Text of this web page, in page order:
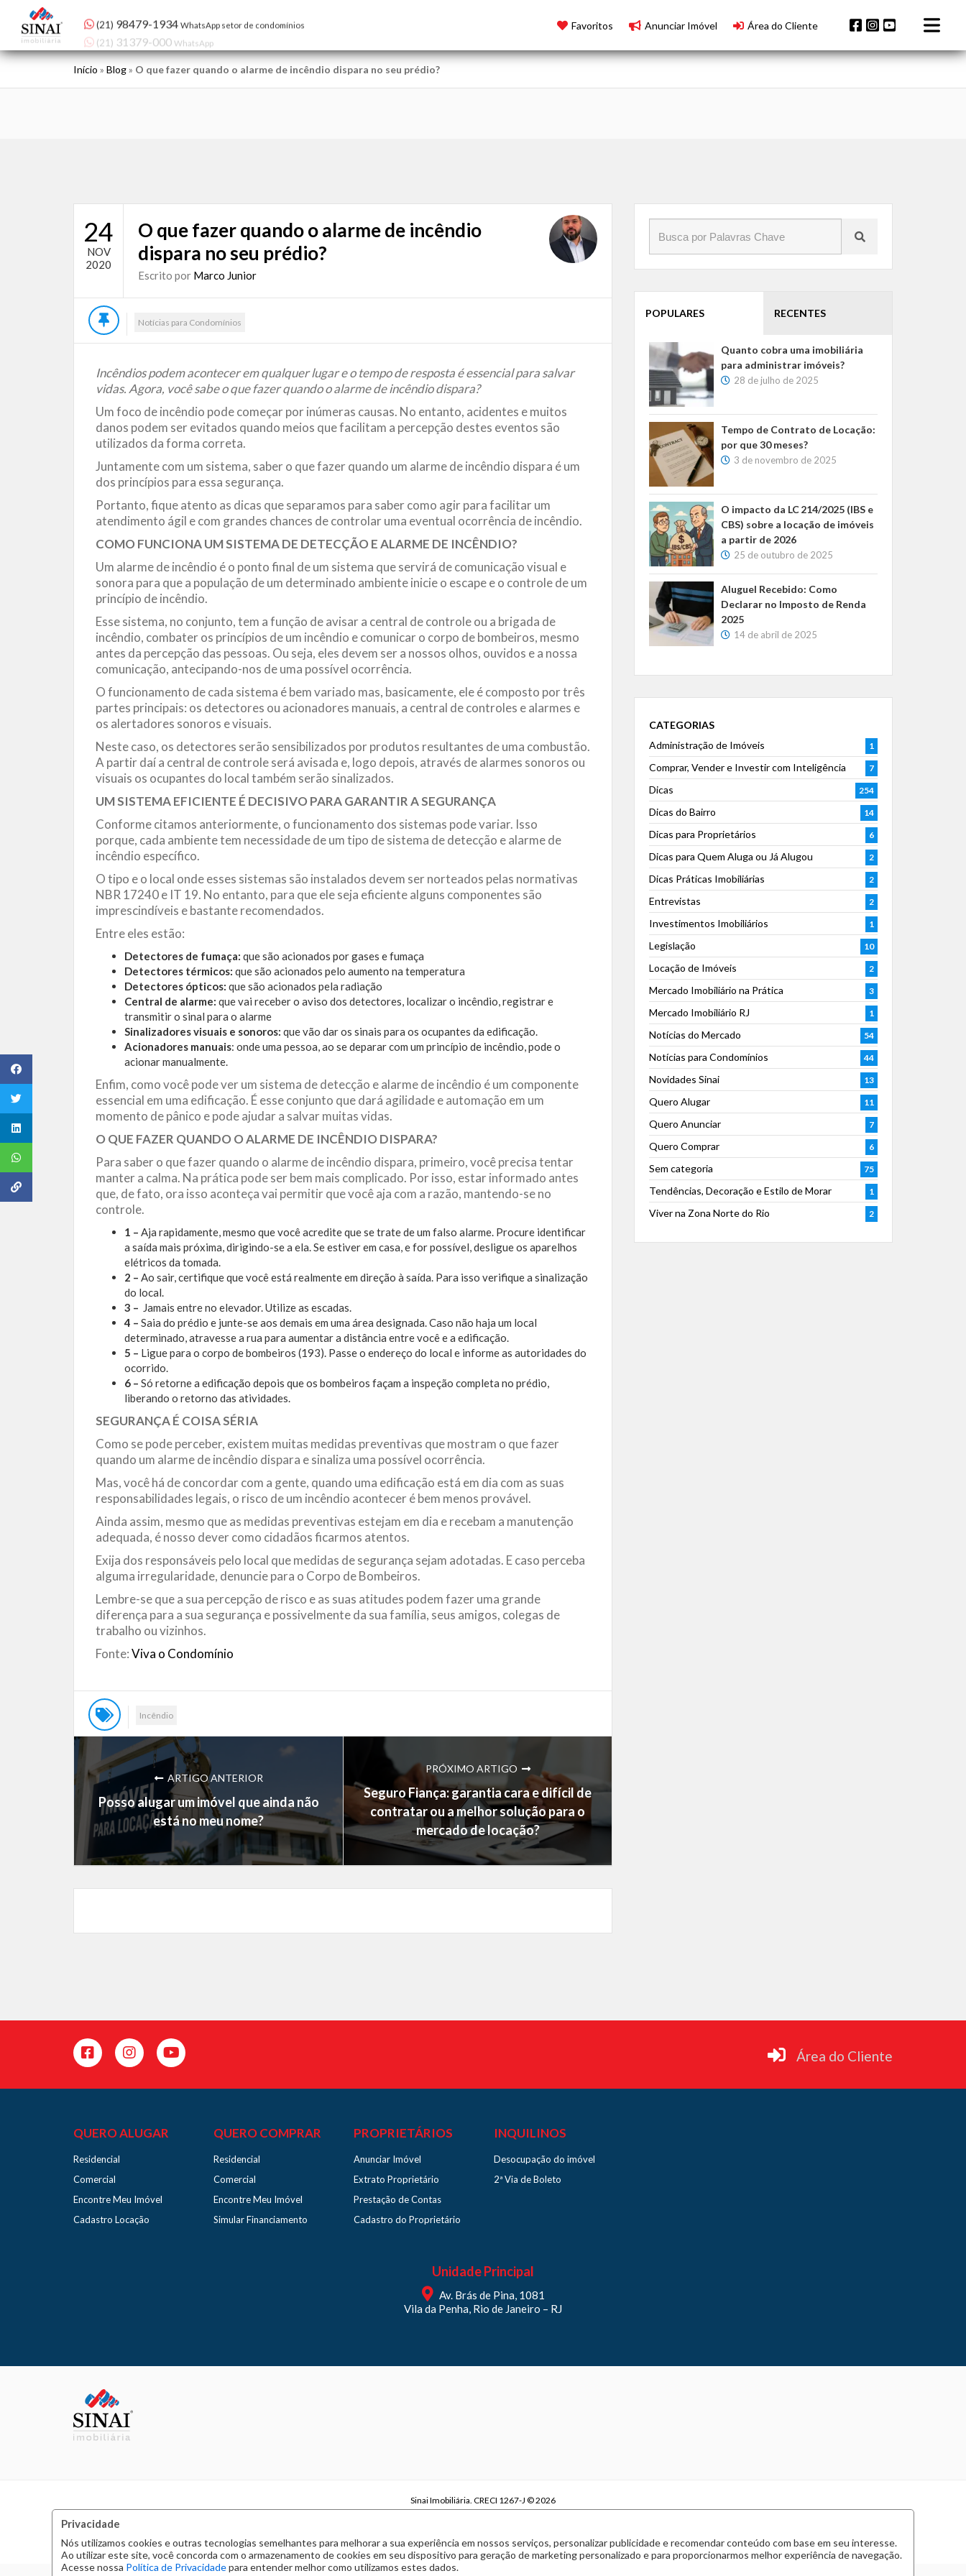
(21) 98479-1934WhatsApp setor de condomínios Favoritos Anunciar Imóvel Área do Cliente
Início » Blog» O que fazer quando o alarme de incêndio dispara no seu prédio?
Privacidade
Nós utilizamos cookies e outras tecnologias semelhantes para melhorar a sua experiência em nossos serviços, personalizar publicidade e recomendar conteúdo com base em seu interesse.
Ao utilizar este site, você concorda com o armazenamento de cookies em seu dispositivo para geração de marketing personalizado e para proporcionarmos melhor experiência de navegação.
Acesse nossa Política de Privacidadepara entender melhor como utilizamos estes dados.
24
NOV
2020
O que fazer quando o alarme de incêndio
dispara no seu prédio?
Escrito por Marco Junior
Notícias para Condomínios
Incêndios podem acontecer em qualquer lugar e o tempo de resposta é essencial para salvar
vidas. Agora, você sabe o que fazer quando o alarme de incêndio dispara?
Um foco de incêndio pode começar por inúmeras causas. No entanto, acidentes e muitos
danos podem ser evitados quando meios que facilitam a percepção destes eventos são
utilizados da forma correta.
Juntamente com um sistema, saber o que fazer quando um alarme de incêndio dispara é um
dos princípios para essa segurança.
Portanto, fique atento as dicas que separamos para saber como agir para facilitar um
atendimento ágil e com grandes chances de controlar uma eventual ocorrência de incêndio.
COMO FUNCIONA UM SISTEMA DE DETECÇÃO E ALARME DE INCÊNDIO?
Um alarme de incêndio é o ponto final de um sistema que servirá de comunicação visual e
sonora para que a população de um determinado ambiente inicie o escape e o controle de um
princípio de incêndio.
Esse sistema, no conjunto, tem a função de avisar a central de controle ou a brigada de
incêndio, combater os princípios de um incêndio e comunicar o corpo de bombeiros, mesmo
antes da percepção das pessoas. Ou seja, eles devem ser a nossos olhos, ouvidos e a nossa
comunicação, antecipando-nos de uma possível ocorrência.
O funcionamento de cada sistema é bem variado mas, basicamente, ele é composto por três
partes principais: os detectores ou acionadores manuais, a central de controles e alarmes e
os alertadores sonoros e visuais.
Neste caso, os detectores serão sensibilizados por produtos resultantes de uma combustão.
A partir daí a central de controle será avisada e, logo depois, através de alarmes sonoros ou
visuais os ocupantes do local também serão sinalizados.
UM SISTEMA EFICIENTE É DECISIVO PARA GARANTIR A SEGURANÇA
Conforme citamos anteriormente, o funcionamento dos sistemas pode variar. Isso
porque, cada ambiente tem necessidade de um tipo de sistema de detecção e alarme de
incêndio específico.
O tipo e o local onde esses sistemas são instalados devem ser norteados pelas normativas
NBR 17240 e IT 19. No entanto, para que ele seja eficiente alguns componentes são
imprescindíveis e bastante recomendados.
Entre eles estão:
Detectores de fumaça: que são acionados por gases e fumaça
Detectores térmicos: que são acionados pelo aumento na temperatura
Detectores ópticos: que são acionados pela radiação
Central de alarme: que vai receber o aviso dos detectores, localizar o incêndio, registrar e
transmitir o sinal para o alarme
Sinalizadores visuais e sonoros: que vão dar os sinais para os ocupantes da edificação.
Acionadores manuais: onde uma pessoa, ao se deparar com um princípio de incêndio, pode o
acionar manualmente.
Enfim, como você pode ver um sistema de detecção e alarme de incêndio é um componente
essencial em uma edificação. É esse conjunto que dará agilidade e automação em um
momento de pânico e pode ajudar a salvar muitas vidas.
O QUE FAZER QUANDO O ALARME DE INCÊNDIO DISPARA?
Para saber o que fazer quando o alarme de incêndio dispara, primeiro, você precisa tentar
manter a calma. Na prática pode ser bem mais complicado. Por isso, estar informado antes
que, de fato, ora isso aconteça vai permitir que você aja com a razão, mantendo-se no
controle.
1 – Aja rapidamente, mesmo que você acredite que se trate de um falso alarme. Procure identificar
a saída mais próxima, dirigindo-se a ela. Se estiver em casa, e for possível, desligue os aparelhos
elétricos da tomada.
2 – Ao sair, certifique que você está realmente em direção à saída. Para isso verifique a sinalização
do local.
3 – Jamais entre no elevador. Utilize as escadas.
4 – Saia do prédio e junte-se aos demais em uma área designada. Caso não haja um local
determinado, atravesse a rua para aumentar a distância entre você e a edificação.
5 – Ligue para o corpo de bombeiros (193). Passe o endereço do local e informe as autoridades do
ocorrido.
6 – Só retorne a edificação depois que os bombeiros façam a inspeção completa no prédio,
liberando o retorno das atividades.
SEGURANÇA É COISA SÉRIA
Como se pode perceber, existem muitas medidas preventivas que mostram o que fazer
quando um alarme de incêndio dispara e sinaliza uma possível ocorrência.
Mas, você há de concordar com a gente, quando uma edificação está em dia com as suas
responsabilidades legais, o risco de um incêndio acontecer é bem menos provável.
Ainda assim, mesmo que as medidas preventivas estejam em dia e recebam a manutenção
adequada, é nosso dever como cidadãos ficarmos atentos.
Exija dos responsáveis pelo local que medidas de segurança sejam adotadas. E caso perceba
alguma irregularidade, denuncie para o Corpo de Bombeiros.
Lembre-se que a sua percepção de risco e as suas atitudes podem fazer uma grande
diferença para a sua segurança e possivelmente da sua família, seus amigos, colegas de
trabalho ou vizinhos.
Fonte:Viva o Condomínio
Incêndio
ARTIGO ANTERIOR
Posso alugar um imóvel que ainda não
está no meu nome?
PRÓXIMO ARTIGO
Seguro Fiança: garantia cara e difícil de
contratar ou a melhor solução para o
mercado de locação?
POPULARES RECENTES
Quanto cobra uma imobiliária
para administrar imóveis?
28 de julho de 2025
Tempo de Contrato de Locação:
por que 30 meses?
3 de novembro de 2025
O impacto da LC 214/2025 (IBS e
CBS) sobre a locação de imóveis
a partir de 2026
25 de outubro de 2025
Aluguel Recebido: Como
Declarar no Imposto de Renda
2025
14 de abril de 2025
CATEGORIAS
Administração de Imóveis
1
Comprar, Vender e Investir com Inteligência 7
Dicas 254
Dicas do Bairro 14
Dicas para Proprietários 6
Dicas para Quem Aluga ou Já Alugou 2
Dicas Práticas Imobiliárias 2
Entrevistas 2
Investimentos Imobiliários 1
Legislação 10
Locação de Imóveis 2
Mercado Imobiliário na Prática 3
Mercado Imobiliário RJ 1
Notícias do Mercado 54
Notícias para Condomínios 44
Novidades Sinai 13
Quero Alugar 11
Quero Anunciar 7
Quero Comprar 6
Sem categoria 75
Tendências, Decoração e Estilo de Morar 1
Viver na Zona Norte do Rio 2
Área do Cliente
QUERO ALUGAR
Residencial
Comercial
Encontre Meu Imóvel
Cadastro Locação
QUERO COMPRAR
Residencial
Comercial
Encontre Meu Imóvel
Simular Financiamento
PROPRIETÁRIOS
Anunciar Imóvel
Extrato Proprietário
Prestação de Contas
Cadastro do Proprietário
INQUILINOS
Desocupação do imóvel
2ª Via de Boleto
Unidade Principal
Av. Brás de Pina, 1081
Vila da Penha, Rio de Janeiro – RJ
Sinai Imobiliária. CRECI 1267-J © 2026
Feito com
pelo time daRocketImob | Site para Imobiliária